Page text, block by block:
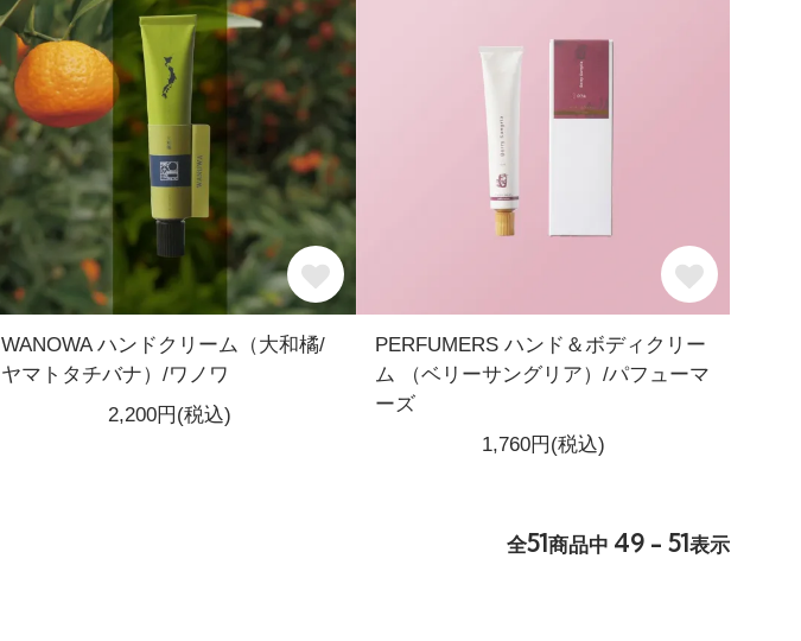
WANOWA ハンドクリーム（大和橘/
ヤマトタチバナ）/ワノワ
2,200円(税込)
PERFUMERS ハンド＆ボディクリー
ム （ベリーサングリア）/パフューマ
ーズ
1,760円(税込)
全51商品中 49 - 51表示